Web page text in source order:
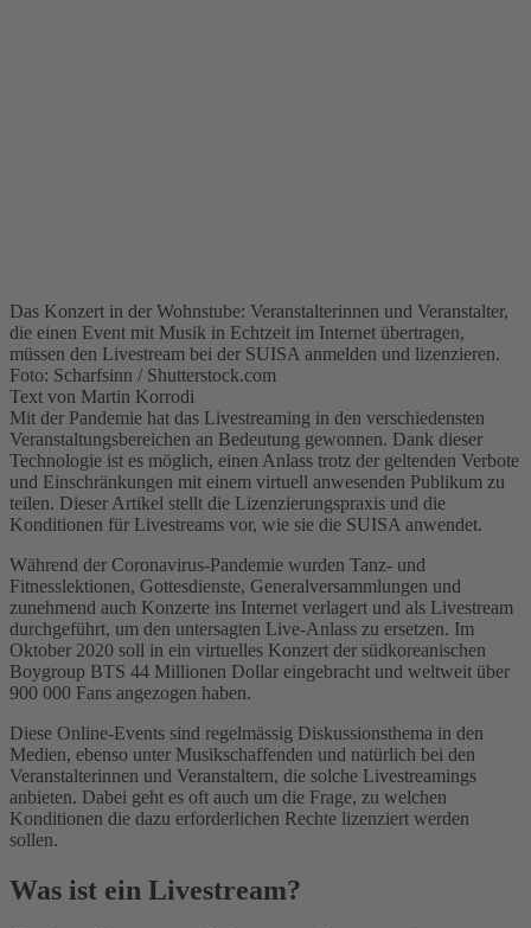
Das Konzert in der Wohnstube: Veranstalterinnen und Veranstalter,
die einen Event mit Musik in Echtzeit im Internet übertragen,
müssen den Livestream bei der SUISA anmelden und lizenzieren.
Foto: Scharfsinn / Shutterstock.com
Text von Martin Korrodi
Mit der Pandemie hat das Livestreaming in den verschiedensten
Veranstaltungsbereichen an Bedeutung gewonnen. Dank dieser
Technologie ist es möglich, einen Anlass trotz der geltenden Verbote
und Einschränkungen mit einem virtuell anwesenden Publikum zu
teilen. Dieser Artikel stellt die Lizenzierungspraxis und die
Konditionen für Livestreams vor, wie sie die SUISA anwendet.
Während der Coronavirus-Pandemie wurden Tanz- und
Fitnesslektionen, Gottesdienste, Generalversammlungen und
zunehmend auch Konzerte ins Internet verlagert und als Livestream
durchgeführt, um den untersagten Live-Anlass zu ersetzen. Im
Oktober 2020 soll in ein virtuelles Konzert der südkoreanischen
Boygroup BTS 44 Millionen Dollar eingebracht und weltweit über
900 000 Fans angezogen haben.
Diese Online-Events sind regelmässig Diskussionsthema in den
Medien, ebenso unter Musikschaffenden und natürlich bei den
Veranstalterinnen und Veranstaltern, die solche Livestreamings
anbieten. Dabei geht es oft auch um die Frage, zu welchen
Konditionen die dazu erforderlichen Rechte lizenziert werden
sollen.
Was ist ein Livestream?